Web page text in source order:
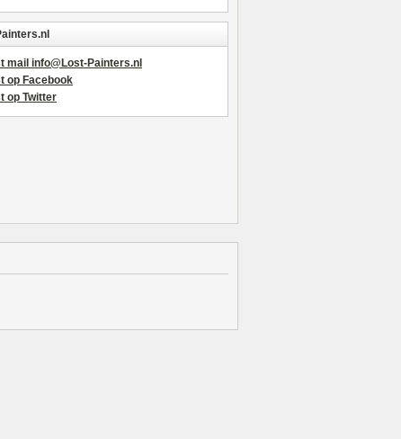
mail info@Lost-Painters.nl
op Facebook
op Twitter